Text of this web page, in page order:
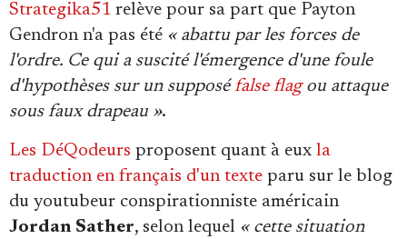
Strategika51 relève pour sa part que Payton
Gendron n'a pas été « abattu par les forces de
l'ordre. Ce qui a suscité l'émergence d'une foule
d'hypothèses sur un supposé false flagou attaque
sous faux drapeau ».
Les DéQodeurs proposent quant à eux la
traduction en français d'un texte paru sur le blog
du youtubeur conspirationniste américain
Jordan Sather, selon lequel « cette situation